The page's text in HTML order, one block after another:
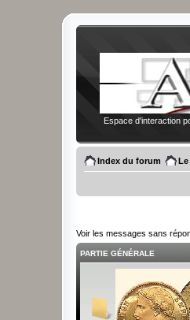
Espace d'interaction
Index du forum Le
Voir les messages sans
PARTIE GÉNÉRALE